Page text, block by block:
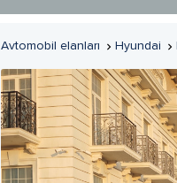
Avtomobil elanları  Hyundai 